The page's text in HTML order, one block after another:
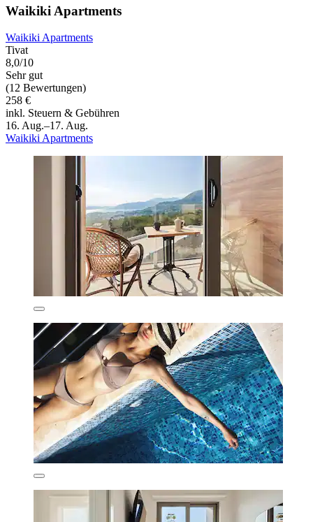
Waikiki Apartments
Waikiki Apartments
Tivat
8,0/10
Sehr gut
(12 Bewertungen)
258 €
inkl. Steuern & Gebühren
16. Aug.–17. Aug.
Waikiki Apartments